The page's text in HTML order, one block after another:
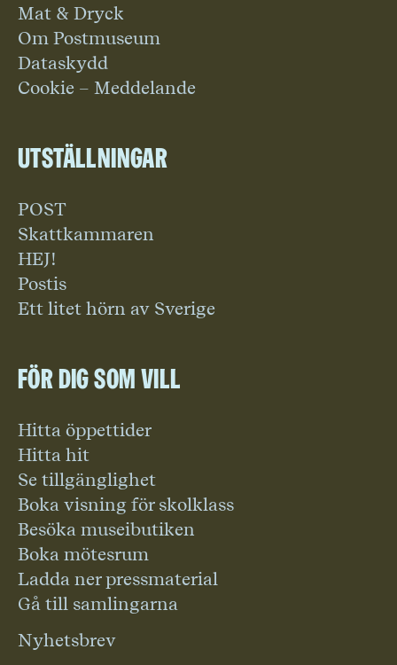
Mat & Dryck
Om Postmuseum
Dataskydd
Cookie – Meddelande
Utställningar
POST
Skattkammaren
HEJ!
Postis
Ett litet hörn av Sverige
För dig som vill
Hitta öppettider
Hitta hit
Se tillgänglighet
Boka visning för skolklass
Besöka museibutiken
Boka mötesrum
Ladda ner pressmaterial
Gå till samlingarna
Nyhetsbrev